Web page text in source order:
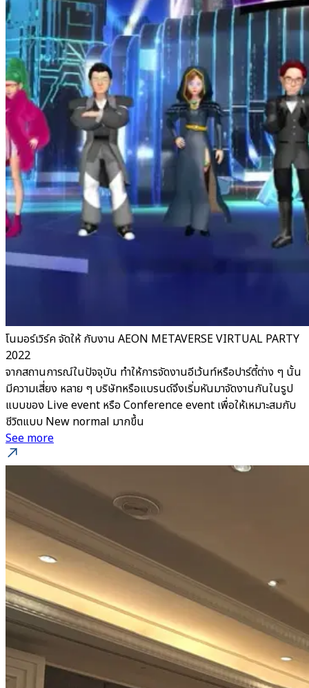
โนมอร์เวิร์ค จัดให้ กับงาน AEON METAVERSE VIRTUAL PARTY
2022
จากสถานการณ์ในปัจจุบัน ทำให้การจัดงานอีเว้นท์หรือปาร์ตี้ต่าง ๆ นั้น
มีความเสี่ยง หลาย ๆ บริษัทหรือแบรนด์จึงเริ่มหันมาจัดงานกันในรูป
แบบของ Live event หรือ Conference event เพื่อให้เหมาะสมกับ
ชีวิตแบบ New normal มากขึ้น
See more